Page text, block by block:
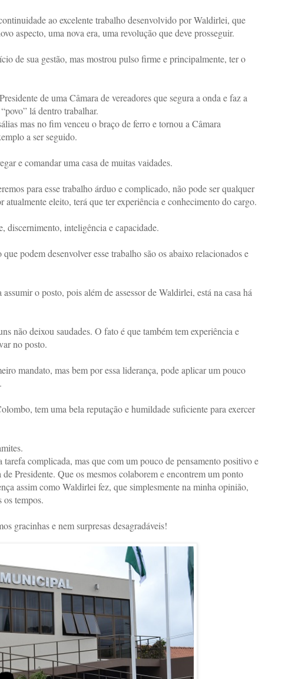
ao excelente trabalho desenvolvido por Waldirlei, que
aspecto, uma nova era, uma revolução que deve prosseguir.
de sua gestão, mas mostrou pulso firme e principalmente, ter o
de uma Câmara de vereadores que segura a onda e faz a
lá dentro trabalhar.
mas no fim venceu o braço de ferro e tornou a Câmara
a ser seguido.
e comandar uma casa de muitas vaidades.
para esse trabalho árduo e complicado, não pode ser qualquer
eleito, terá que ter experiência e conhecimento do cargo.
discernimento, inteligência e capacidade.
podem desenvolver esse trabalho são os abaixo relacionados e
o posto, pois além de assessor de Waldirlei, está na casa há
não deixou saudades. O fato é que também tem experiência e
no posto.
mandato, mas bem por essa liderança, pode aplicar um pouco
tem uma bela reputação e humildade suficiente para exercer
complicada, mas que com um pouco de pensamento positivo e
Presidente. Que os mesmos colaborem e encontrem um ponto
assim como Waldirlei fez, que simplesmente na minha opinião,
tempos.
gracinhas e nem surpresas desagradáveis!